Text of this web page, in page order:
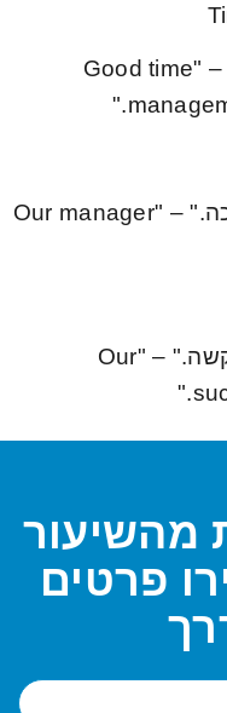
"ניהול זמן טוב חשוב להצלחה." – "Good time
"המנהל שלנו תמיד מספק תמיכה." – "Our manager
"ההצלחה שלנו תלויה בעבודה קשה." – "Our
מהשיעור
פרטים